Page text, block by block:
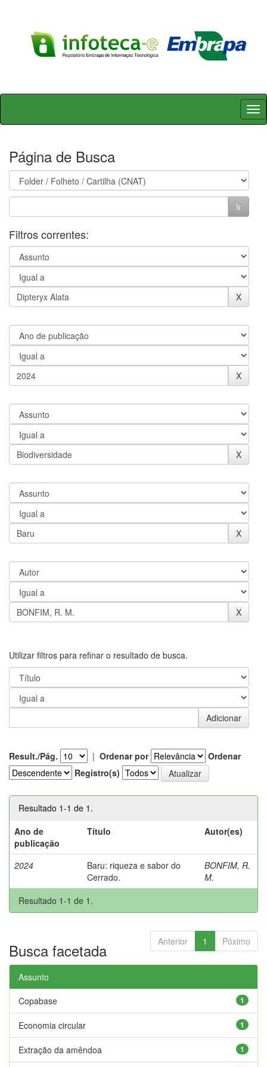
Skip
Página de Busca
Filtros correntes:
Utilizar filtros para refinar o resultado de busca.
Result./Pág. | Ordenar por
Ordenar
Registro(s)
Resultado 1-1 de 1.
Ano de
publicação
Título Autor(es)
2024
Baru: riqueza e sabor do
Cerrado.
BONFIM, R.
M.
Resultado 1-1 de 1.
Anterior 1 Póximo
Busca facetada
Assunto
1
Copabase
1
Economia circular
1
Extração da amêndoa